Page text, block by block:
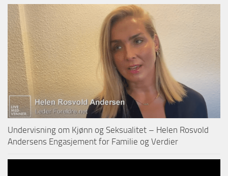
Undervisning om Kjønn og Seksualitet – Helen Rosvold
Andersens Engasjement for Familie og Verdier